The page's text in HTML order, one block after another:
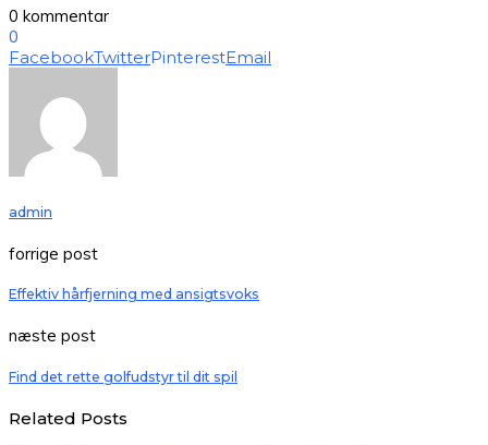
0 kommentar
0
FacebookTwitterPinterestEmail
admin
forrige post
Effektiv hårfjerning med ansigtsvoks
næste post
Find det rette golfudstyr til dit spil
Related Posts